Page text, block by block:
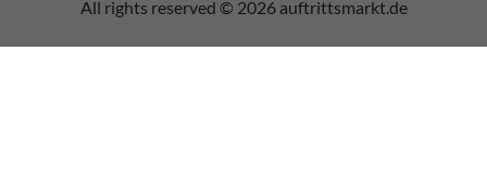
All rights reserved © 2026 auftrittsmarkt.de